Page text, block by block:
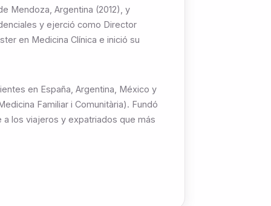
Mendoza, Argentina (2012), y
y ejerció como Director
en Medicina Clínica e inició su
en España, Argentina, México y
Familiar i Comunitària). Fundó
los viajeros y expatriados que más